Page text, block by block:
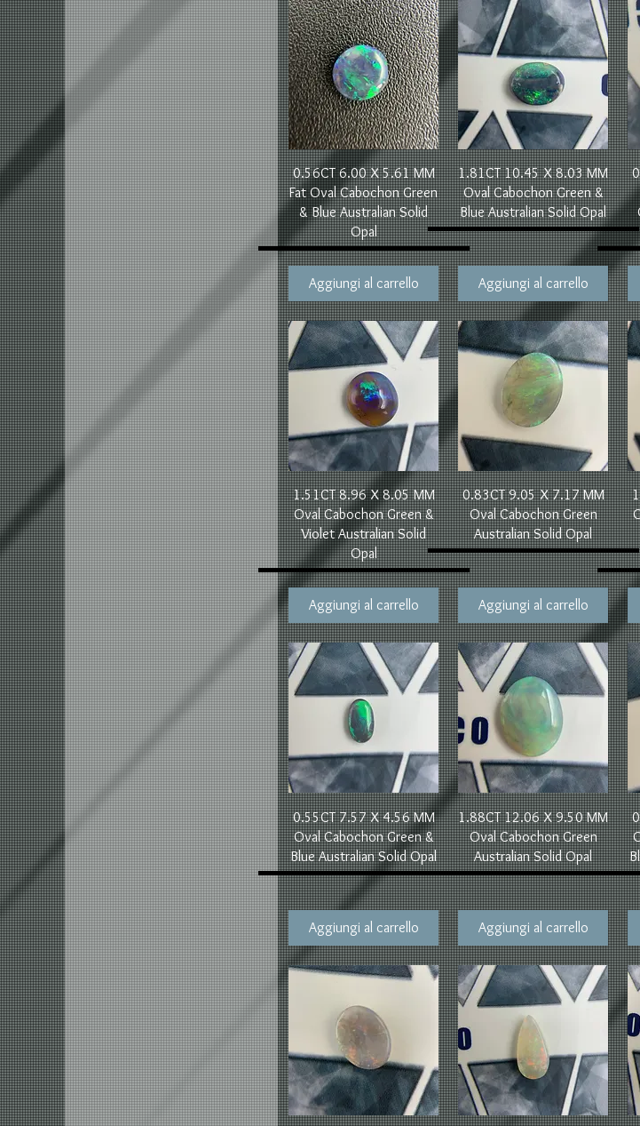
Vista rapida
0.56CT 6.00 X 5.61 MM
Fat Oval Cabochon Green
& Blue Australian Solid
Opal
Aggiungi al carrello
Vista rapida
1.81CT 10.45 X 8.03 MM
Oval Cabochon Green &
Blue Australian Solid Opal
Aggiungi al carrello
Vista rapida
1.51CT 8.96 X 8.05 MM
Oval Cabochon Green &
Violet Australian Solid
Opal
Aggiungi al carrello
Vista rapida
0.83CT 9.05 X 7.17 MM
Oval Cabochon Green
Australian Solid Opal
Aggiungi al carrello
Vista rapida
0.55CT 7.57 X 4.56 MM
Oval Cabochon Green &
Blue Australian Solid Opal
Aggiungi al carrello
Vista rapida
1.88CT 12.06 X 9.50 MM
Oval Cabochon Green
Australian Solid Opal
Aggiungi al carrello